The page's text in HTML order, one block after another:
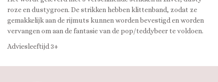
roze en dustygroen. De strikken hebben klittenband, zodat ze
gemakkelijk aan de rijmuts kunnen worden bevestigd en worden
vervangen om aan de fantasie van de pop/teddybeer te voldoen.
Adviesleeftijd 3+